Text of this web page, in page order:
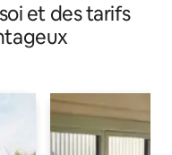
et des tarifs